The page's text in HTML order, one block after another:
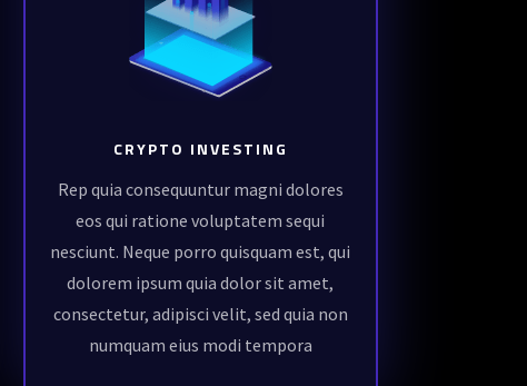
CRYPTO INVESTING
Rep quia consequuntur magni dolores
eos qui ratione voluptatem sequi
nesciunt. Neque porro quisquam est, qui
dolorem ipsum quia dolor sit amet,
consectetur, adipisci velit, sed quia non
numquam eius modi tempora